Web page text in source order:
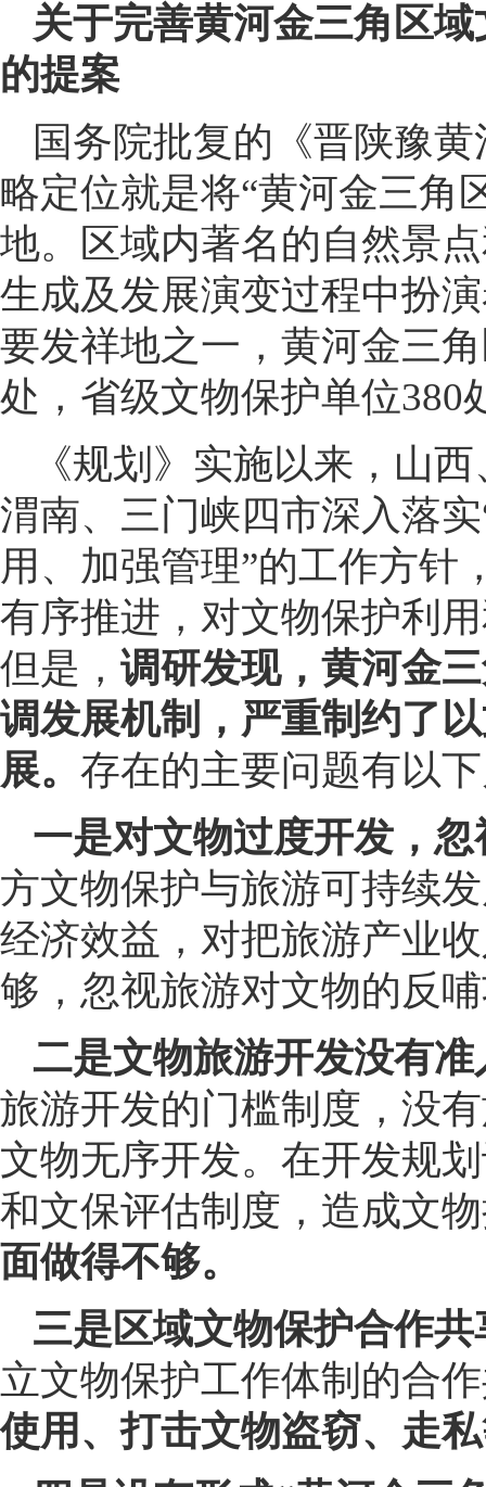
关于完善黄河金三角区
的提案
国务院批复的《晋陕豫
略定位就是将“黄河金三角
地。区域内著名的自然景
生成及发展演变过程中扮
要发祥地之一，黄河金三
处，省级文物保护单位380
《规划》实施以来，山
渭南、三门峡四市深入落
用、加强管理”的工作方针
有序推进，对文物保护利
但是， 调研发现，黄河金
调发展机制，严重制约了
展。 存在的主要问题有以
一是对文物过度开发，
方文物保护与旅游可持续
经济效益，对把旅游产业
够，忽视旅游对文物的反
二是文物旅游开发没有
旅游开发的门槛制度，没
文物无序开发。在开发规
和文保评估制度，造成文
面做得不够。
三是区域文物保护合作
立文物保护工作体制的合
使用、打击文物盗窃、走